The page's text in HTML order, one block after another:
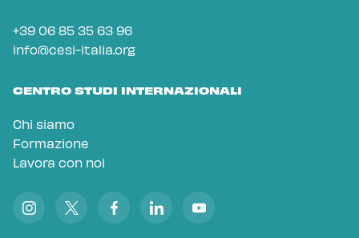
+39 06 85 35 63 96
info@cesi-italia.org
CENTRO STUDI INTERNAZIONALI
Chi siamo
Formazione
Lavora con noi